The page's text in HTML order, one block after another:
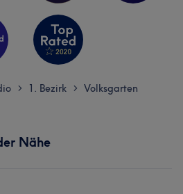
> 1. Bezirk > Volksgarten
Nähe